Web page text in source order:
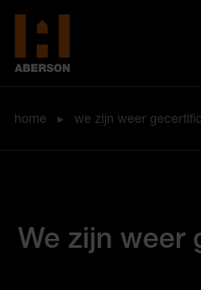
home ▸ we zijn weer
We zijn weer